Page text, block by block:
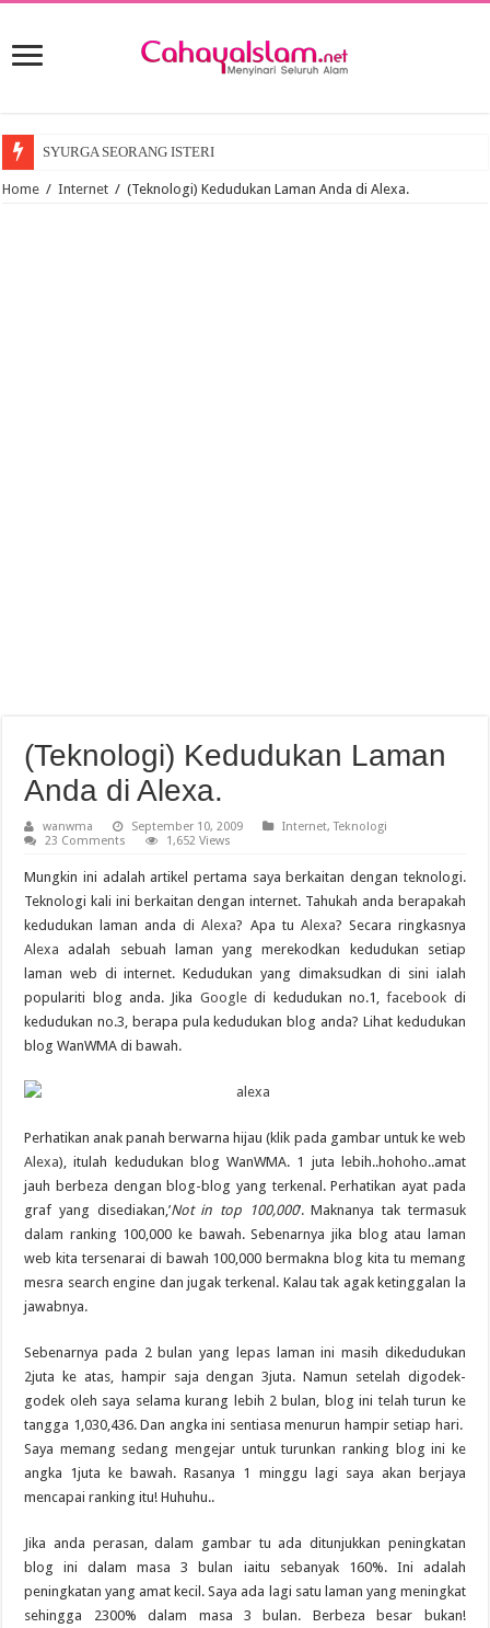
SYURGA SEORANG ISTERI
Home / Internet / (Teknologi) Kedudukan Laman Anda di Alexa.
(Teknologi) Kedudukan Laman
Anda di Alexa.
wanwma September 10, 2009 Internet,Teknologi
23 Comments
1,652 Views
Mungkin ini adalah artikel pertama saya berkaitan dengan teknologi.
Teknologi kali ini berkaitan dengan internet. Tahukah anda berapakah
kedudukan laman anda diAlexa? Apa tu Alexa? Secara ringkasnya
Alexa adalah sebuah laman yang merekodkan kedudukan setiap
laman web di internet. Kedudukan yang dimaksudkan di sini ialah
populariti blog anda. Jika Googledi kedudukan no.1,facebook di
kedudukan no.3, berapa pula kedudukan blog anda? Lihat kedudukan
blog WanWMA di bawah.
Perhatikan anak panah berwarna hijau (klik pada gambar untuk ke web
Alexa), itulah kedudukan blog WanWMA. 1 juta lebih..hohoho..amat
jauh berbeza dengan blog-blog yang terkenal. Perhatikan ayat pada
graf yang disediakan,’Not in top 100,000‘. Maknanya tak termasuk
dalam ranking 100,000 ke bawah. Sebenarnya jika blog atau laman
web kita tersenarai di bawah 100,000 bermakna blog kita tu memang
mesra search engine dan jugak terkenal. Kalau tak agak ketinggalan la
jawabnya.
Sebenarnya pada 2 bulan yang lepas laman ini masih dikedudukan
2juta ke atas, hampir saja dengan 3juta. Namun setelah digodek-
godek oleh saya selama kurang lebih 2 bulan, blog ini telah turun ke
tangga 1,030,436. Dan angka ini sentiasa menurun hampir setiap hari.
Saya memang sedang mengejar untuk turunkan ranking blog ini ke
angka 1juta ke bawah. Rasanya 1 minggu lagi saya akan berjaya
mencapai ranking itu! Huhuhu..
Jika anda perasan, dalam gambar tu ada ditunjukkan peningkatan
blog ini dalam masa 3 bulan iaitu sebanyak 160%. Ini adalah
peningkatan yang amat kecil. Saya ada lagi satu laman yang meningkat
sehingga 2300% dalam masa 3 bulan. Berbeza besar bukan!